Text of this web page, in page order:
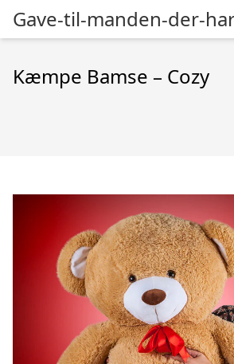
Gave-til-manden-der-
Kæmpe Bamse – Cozy